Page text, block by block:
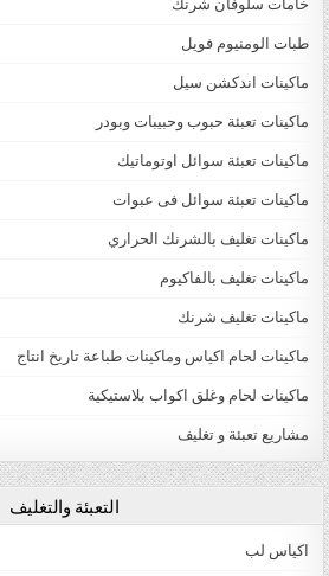
خامات سلوفان شرنك
طبات الومنيوم فويل
ماكينات اندكشن سيل
ماكينات تعبئة حبوب وحبيبات وبودر
ماكينات تعبئة سوائل اوتوماتيك
ماكينات تعبئة سوائل فى عبوات
ماكينات تغليف بالشرنك الحراري
ماكينات تغليف بالفاكيوم
ماكينات تغليف شرنك
ماكينات لحام اكياس وماكينات طباعة تاريخ انتاج
ماكينات لحام وغلق اكواب بلاستيكية
مشاريع تعبئة و تغليف
التعبئة والتغليف
اكياس لب